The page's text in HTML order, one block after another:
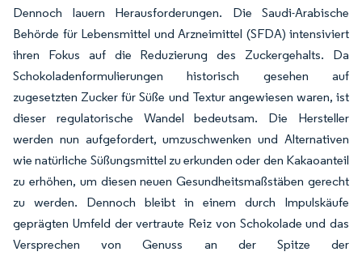
Dennoch lauern Herausforderungen. Die Saudi-Arabische
Behörde für Lebensmittel und Arzneimittel (SFDA) intensiviert
ihren Fokus auf die Reduzierung des Zuckergehalts. Da
Schokoladenformulierungen historisch gesehen auf
zugesetzten Zucker für Süße und Textur angewiesen waren, ist
dieser regulatorische Wandel bedeutsam. Die Hersteller
werden nun aufgefordert, umzuschwenken und Alternativen
wie natürliche Süßungsmittel zu erkunden oder den Kakaoanteil
zu erhöhen, um diesen neuen Gesundheitsmaßstäben gerecht
zu werden. Dennoch bleibt in einem durch Impulskäufe
geprägten Umfeld der vertraute Reiz von Schokolade und das
Versprechen von Genuss an der Spitze der